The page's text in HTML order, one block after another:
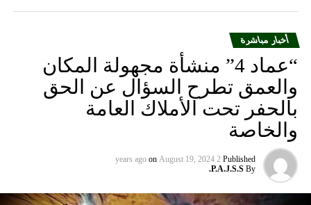
أخبار مباشرة
“عماد 4” منشأة مجهولة المكان
والعمق تطرح السؤال عن الحق
بالحفر تحت الأملاك العامة
والخاصة
Published
2 years ago
on August 19, 2024
By
P.A.J.S.S.